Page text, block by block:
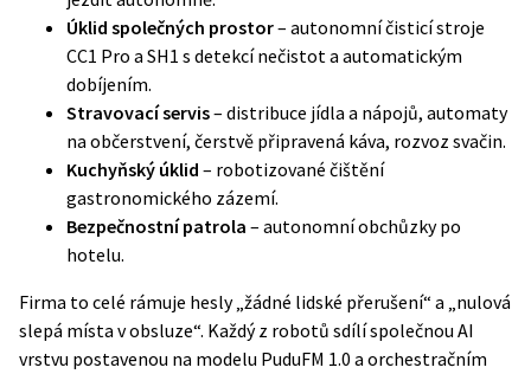
Úklid společných prostor– autonomní čisticí stroje
CC1 Pro a SH1 s detekcí nečistot a automatickým
dobíjením.
Stravovací servis– distribuce jídla a nápojů, automaty
na občerstvení, čerstvě připravená káva, rozvoz svačin.
Kuchyňský úklid – robotizované čištění
gastronomického zázemí.
Bezpečnostní patrola – autonomní obchůzky po
hotelu.
Firma to celé rámuje hesly „žádné lidské přerušení“ a „nulová
slepá místa v obsluze“. Každý z robotů sdílí společnou AI
vrstvu postavenou na modelu PuduFM 1.0 a orchestračním